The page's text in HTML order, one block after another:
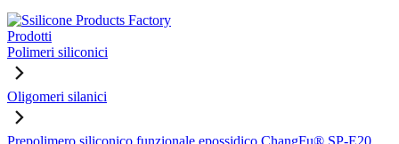
Prodotti
Polimeri siliconici
Oligomeri silanici
Prepolimero siliconico funzionale epossidico ChangFu® SP-E20